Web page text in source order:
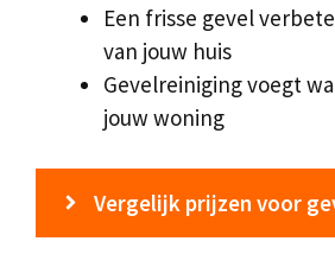
Een frisse gevel
van jouw huis
Gevelreiniging voegt
jouw woning
Vergelijk prijzen voor